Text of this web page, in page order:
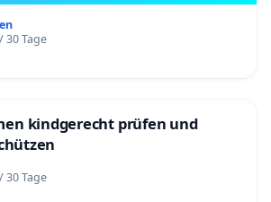
Tage
kindgerecht prüfen und
Tage